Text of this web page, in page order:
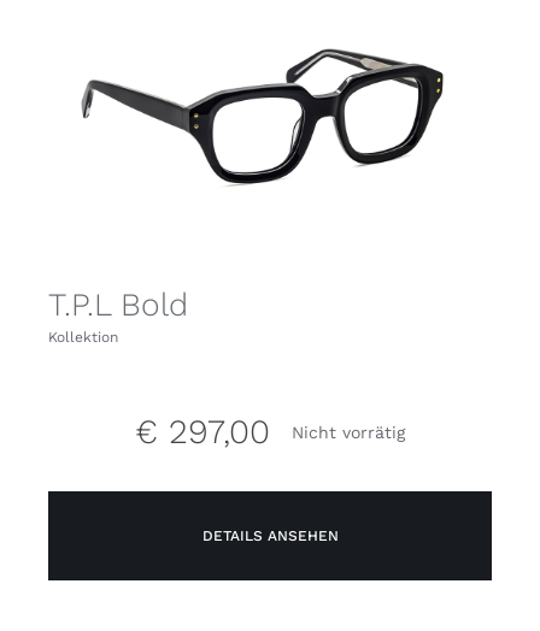
T.P.L Bold
Kollektion
€ 297,00 Nicht vorrätig
DETAILS ANSEHEN